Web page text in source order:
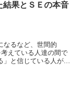
結果とＳＥの本音
なるなど、世間的
えている人達の間で
」と信じている人が少